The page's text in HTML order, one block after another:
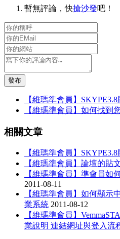
暫無評論，快搶沙發吧！
發布
【維瑪準會員】
【維瑪準會員】如何找到
相關文章
【維瑪準會員】
【維瑪準會員】論壇的貼
【維瑪準會員】準會員如
2011-08-11
【維瑪準會員】如何顯示
業系統 2011-08-12
【維瑪準會員】
業說明 連結網址與登入流